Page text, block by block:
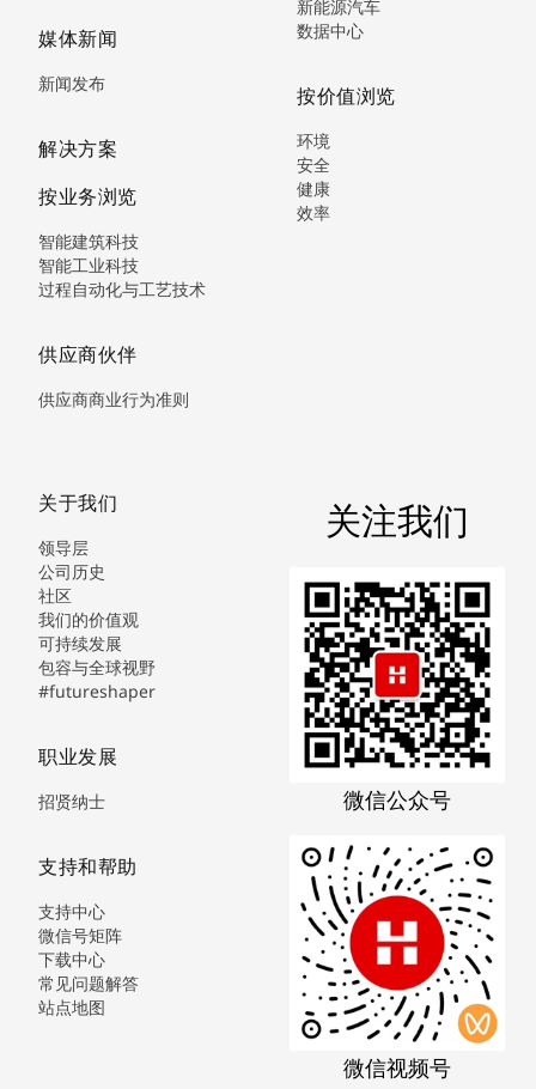
媒体新闻
新闻发布
解决方案
按业务浏览
智能建筑科技
智能工业科技
过程自动化与工艺技术
供应商伙伴
供应商商业行为准则
新能源汽车
数据中心
按价值浏览
环境
安全
健康
效率
关于我们
领导层
公司历史
社区
我们的价值观
可持续发展
包容与全球视野
#futureshaper
职业发展
招贤纳士
支持和帮助
支持中心
微信号矩阵
下载中心
常见问题解答
站点地图
关注我们
微信公众号
微信视频号